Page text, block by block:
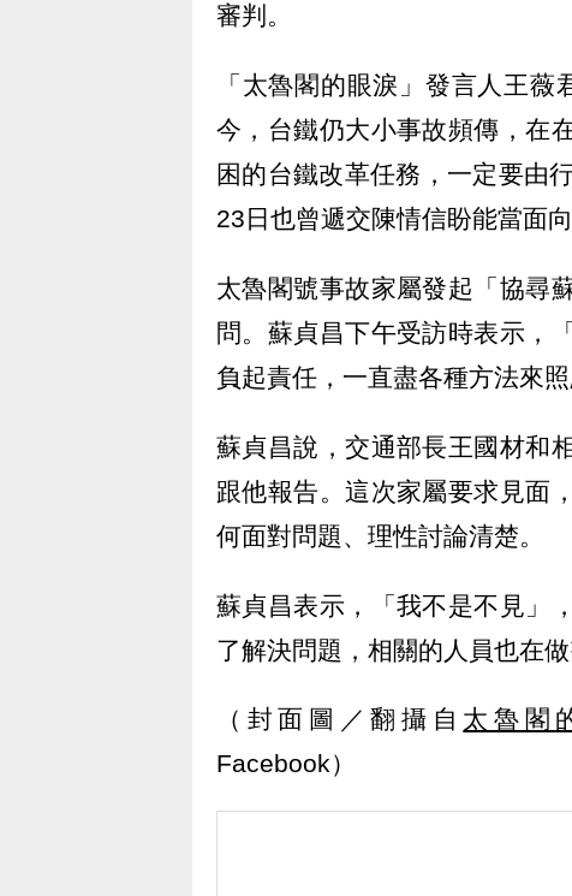
審判。
「太魯閣的眼淚」發言人王
今，台鐵仍大小事故頻傳，在
困的台鐵改革任務，一定要由
23日也曾遞交陳情信盼能當面
太魯閣號事故家屬發起「協尋
問。蘇貞昌下午受訪時表示，
負起責任，一直盡各種方法來
蘇貞昌說，交通部長王國材和
跟他報告。這次家屬要求見面
何面對問題、理性討論清楚。
蘇貞昌表示，「我不是不見」
了解決問題，相關的人員也在
（封面圖／翻攝自 太魯閣
Facebook）